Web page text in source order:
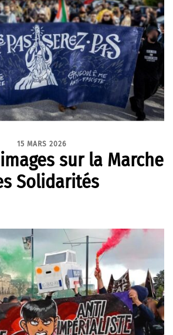
15 MARS 2026
sur la Marche
Solidarités